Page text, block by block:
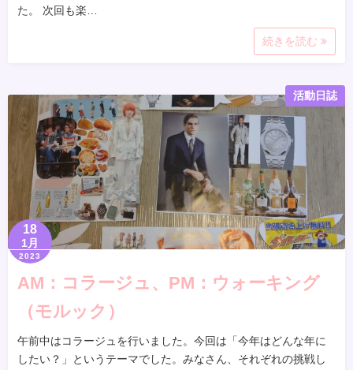
た。 次回も楽…
続きを読む
活動日誌
18
1月
2023
AM：コラージュ、PM：ウォーキング
（モルック）
午前中はコラージュを行いました。今回は「今年はどんな年に
したい？」というテーマでした。みなさん、それぞれの挑戦し